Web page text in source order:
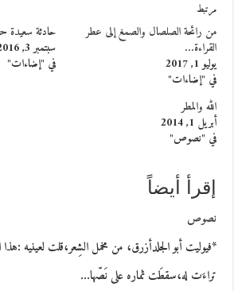
مرتبط
من رائحة الصلصال والصمغ إلى عطر
القراءة…
يوليو 1, 2017
في "إضاءات"
حادثة سعيدة
سبتمبر 3, 2016
في "إضاءات"
الله والمطر
أبريل 1, 2014
في "نصوص"
إقرأ أيضاً
نصوص
*فيوليت أبو الجلدأزرق، من مخمل الشِعر،قلت لعينيه
تراءَت له،سقطَت ثماره على نَصّها…